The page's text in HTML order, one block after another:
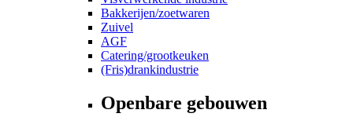
Bakkerijen/zoetwaren
Zuivel
AGF
Catering/grootkeuken
(Fris)drankindustrie
Openbare gebouwen